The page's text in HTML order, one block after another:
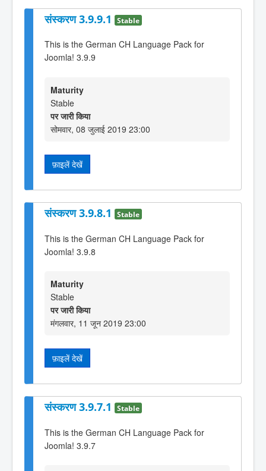
संस्करण 3.9.9.1 Stable
This is the German CH Language Pack for
Joomla! 3.9.9
Maturity
Stable
पर जारी किया
सोमवार, 08 जुलाई 2019 23:00
फ़ाइलें देखें
संस्करण 3.9.8.1 Stable
This is the German CH Language Pack for
Joomla! 3.9.8
Maturity
Stable
पर जारी किया
मंगलवार, 11 जून 2019 23:00
फ़ाइलें देखें
संस्करण 3.9.7.1 Stable
This is the German CH Language Pack for
Joomla! 3.9.7